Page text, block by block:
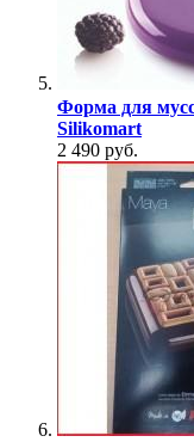
Форма для
Silikomart
2 490 руб.